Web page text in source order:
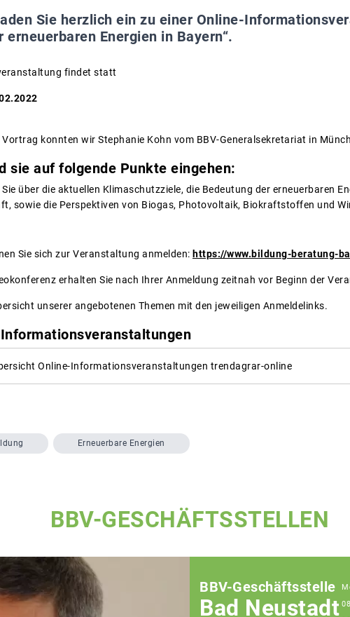
Sie herzlich ein zu einer Online-
erneuerbaren Energien in Bayern“.
findet statt
konnten wir Stephanie Kohn vom BBV-Generalsekretariat in
sie auf folgende Punkte eingehen:
über die aktuellen Klimaschutzziele, die Bedeutung der erneuerbaren
sowie die Perspektiven von Biogas, Photovoltaik, Biokraftstoffen und
Sie sich zur Veranstaltung anmelden: https://www.bildung-beratung-
erhalten Sie nach Ihrer Anmeldung zeitnah vor Beginn der
unserer angebotenen Themen mit den jeweiligen Anmeldelinks.
Online-Informationsveranstaltungen trendagrar-online
Erneuerbare Energien
BBV-GESCHÄFTSSTELLEN
BBV-Geschäftsstelle
Bad Neustadt